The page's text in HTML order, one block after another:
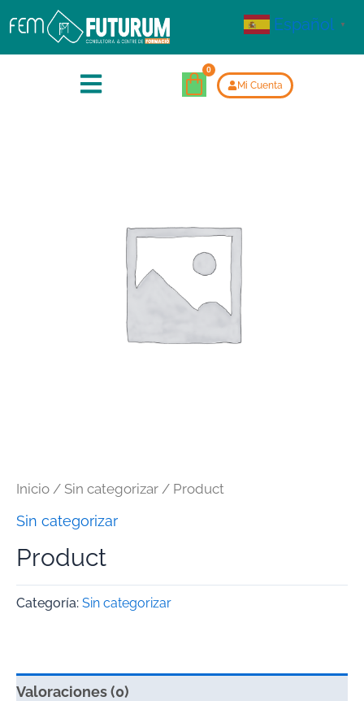
Mi Cuenta
Inicio / Sin categorizar / Product
Sin categorizar
Product
Categoría: Sin categorizar
Valoraciones (0)
Español ▼